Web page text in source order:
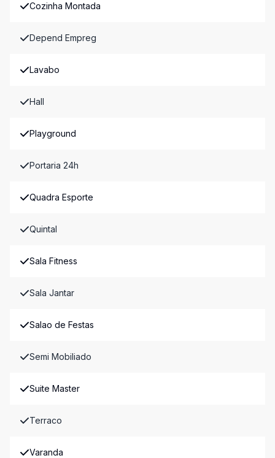
Cozinha Montada
Depend Empreg
Lavabo
Hall
Playground
Portaria 24h
Quadra Esporte
Quintal
Sala Fitness
Sala Jantar
Salao de Festas
Semi Mobiliado
Suite Master
Terraco
Varanda